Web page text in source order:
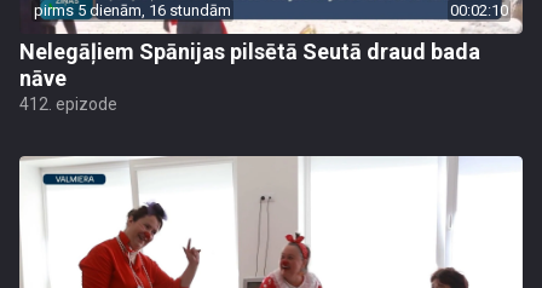
pirms 5 dienām, 16 stundām 00:02:10
Nelegāļiem Spānijas pilsētā Seutā draud bada
nāve
412. epizode